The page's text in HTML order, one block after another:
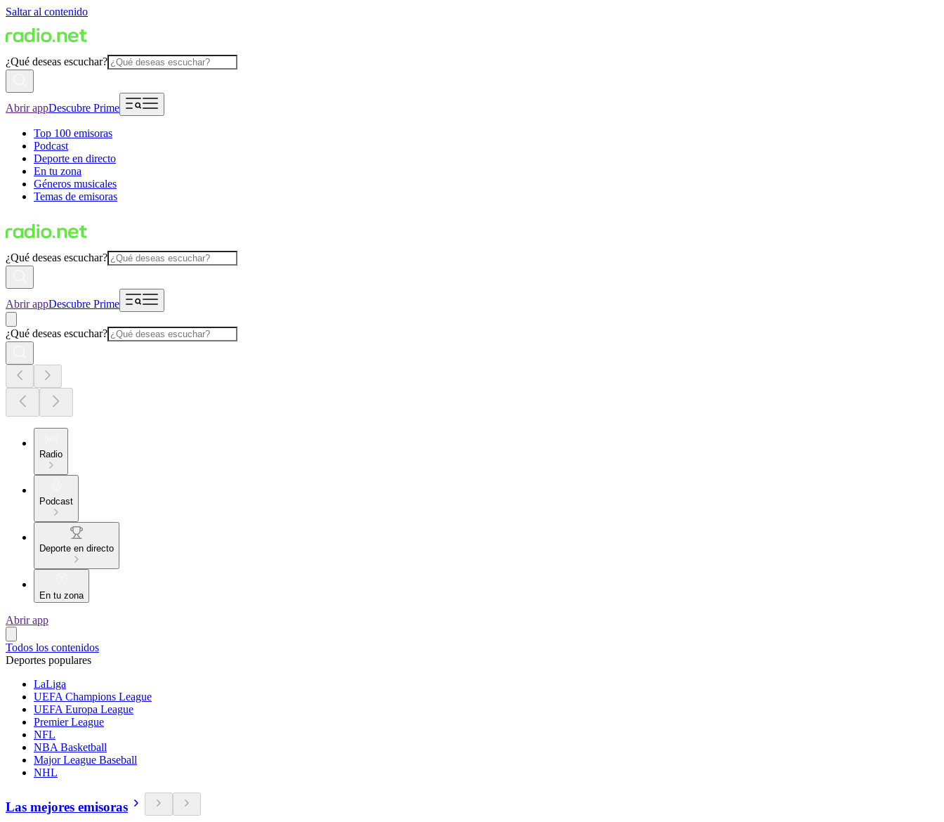
Saltar al contenido
¿Qué deseas escuchar?
Abrir appDescubre Prime
Top 100 emisoras
Podcast
Deporte en directo
En tu zona
Géneros musicales
Temas de emisoras
¿Qué deseas escuchar?
Abrir appDescubre Prime
¿Qué deseas escuchar?
Radio
Podcast
Deporte en directo
En tu zona
Abrir app
Todos los contenidos
Deportes populares
LaLiga
UEFA Champions League
UEFA Europa League
Premier League
NFL
NBA Basketball
Major League Baseball
NHL
Las mejores emisoras